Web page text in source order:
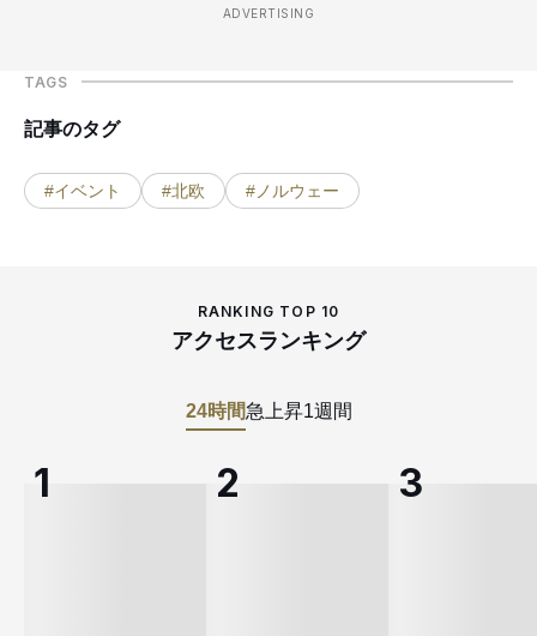
ADVERTISING
TAGS
記事のタグ
#イベント #北欧 #ノルウェー
RANKING TOP 10
アクセスランキング
24時間急上昇1週間